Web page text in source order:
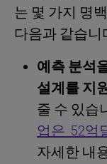
는 몇 가지 명
다음과 같습니
예측 분석
설계를 지
줄 수 있습
업은 52억
자세한 내